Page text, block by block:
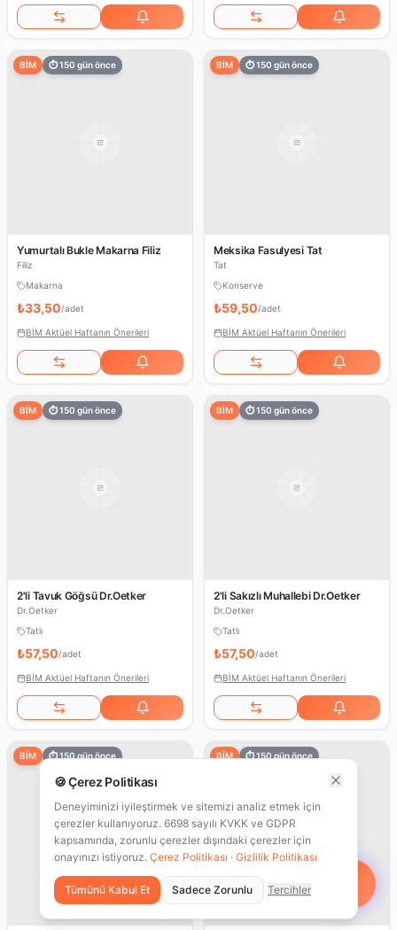
BİM ⏱150 gün önce
Yumurtalı Bukle Makarna Filiz
Filiz
Makarna
₺33,50/adet
BİM Aktüel Haftanın Önerileri
BİM ⏱150 gün önce
Meksika Fasulyesi Tat
Tat
Konserve
₺59,50/adet
BİM Aktüel Haftanın Önerileri
BİM ⏱150 gün önce
2'li Tavuk Göğsü Dr.Oetker
Dr.Oetker
Tatlı
₺57,50/adet
BİM Aktüel Haftanın Önerileri
BİM ⏱150 gün önce
2'li Sakızlı Muhallebi Dr.Oetker
Dr.Oetker
Tatlı
₺57,50/adet
BİM Aktüel Haftanın Önerileri
BİM ⏱150 gün önce BİM ⏱150 gün önce
🍪 Çerez Politikası
Deneyiminizi iyileştirmek ve sitemizi analiz etmek için
çerezler kullanıyoruz. 6698 sayılı KVKK ve GDPR
kapsamında, zorunlu çerezler dışındaki çerezler için
onayınızı istiyoruz. Çerez Politikası · Gizlilik Politikası
Tümünü Kabul Et Sadece Zorunlu Tercihler